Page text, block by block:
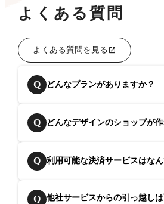
よくある質問
よくある質問を見る
Q どんなプランがありますか？
Q どんなデザインのショップが
Q 利用可能な決済サービスはな
Q
他社サービスからの引っ越し